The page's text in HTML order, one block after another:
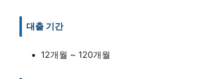
대출 기간
12개월 ~ 120개월